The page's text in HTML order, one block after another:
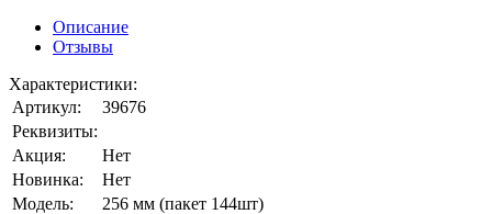
Описание
Отзывы
Характеристики:
Артикул:
39676
Реквизиты:
Акция:
Нет
Новинка:
Нет
Модель:
256 мм (пакет 144шт)